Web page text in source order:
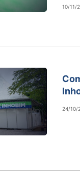
10/11/
24/10/